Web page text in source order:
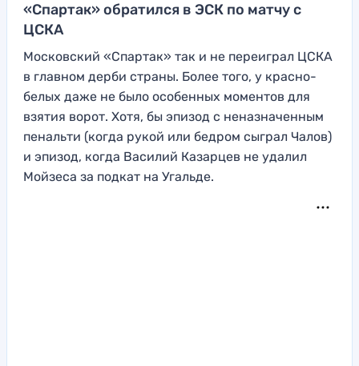
«Спартак» обратился в ЭСК по матчу с
ЦСКА
Московский «Спартак» так и не переиграл ЦСКА
в главном дерби страны. Более того, у красно-
белых даже не было особенных моментов для
взятия ворот. Хотя, бы эпизод с неназначенным
пенальти (когда рукой или бедром сыграл Чалов)
и эпизод, когда Василий Казарцев не удалил
Мойзеса за подкат на Угальде.